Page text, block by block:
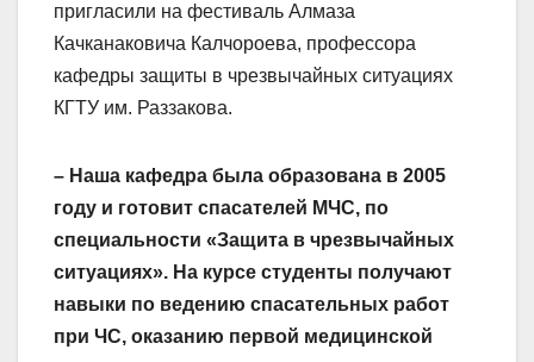
пригласили на фестиваль Алмаза
Качканаковича Калчороева, профессора
кафедры защиты в чрезвычайных ситуациях
КГТУ им. Раззакова.
– Наша кафедра была образована в 2005
году и готовит спасателей МЧС, по
специальности «Защита в чрезвычайных
ситуациях». На курсе студенты получают
навыки по ведению спасательных работ
при ЧС, оказанию первой медицинской